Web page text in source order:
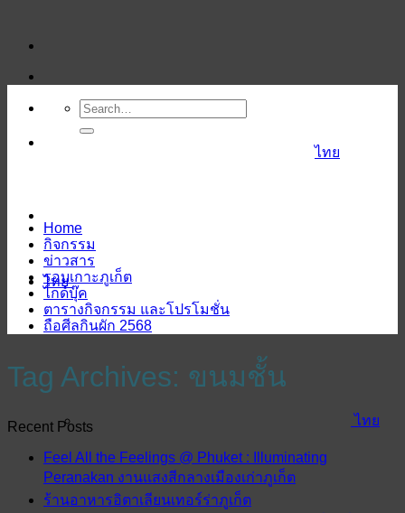
เนื้อหา
ไทย
ไทย
ไทย
Home
กิจกรรม
ข่าวสาร
รอบเกาะภูเก็ต
ไกด์บุ๊ค
ตารางกิจกรรม และโปรโมชั่น
ถือศีลกินผัก 2568
Tag Archives: ขนมชั้น
Recent Posts
Feel All the Feelings @ Phuket : Illuminating
Peranakan งานแสงสีกลางเมืองเก่าภูเก็ต
ร้านอาหารอิตาเลียนเทอร์ร่าภูเก็ต